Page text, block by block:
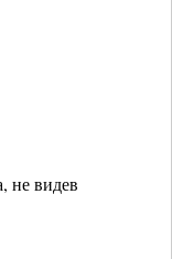
не видев